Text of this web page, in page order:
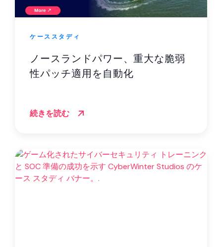
ケーススタディ
ノースランドパワー、重大な脆弱
性パッチ適用を自動化
続きを読む